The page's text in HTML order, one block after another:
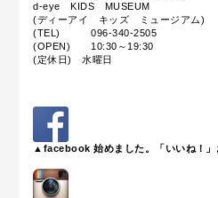
d-eye KIDS MUSEUM
(ディーアイ キッズ ミュージアム)
(TEL) 096-340-2505
(OPEN) 10:30～19:30
(定休日) 水曜日
▲facebook 始めました。「いいね！」